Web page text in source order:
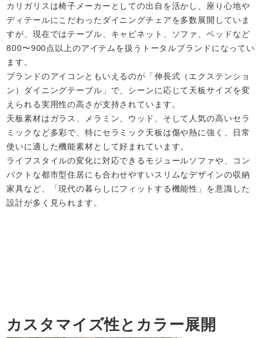
カリガリスは椅子メーカーとしての出自を活かし、座り心地や
ディテールにこだわったダイニングチェアを多数展開していま
すが、現在ではテーブル、キャビネット、ソファ、ベッドなど
800〜900点以上のアイテムを扱うトータルブランドになってい
ます。
ブランドのアイコンともいえるのが「伸長式（エクステンショ
ン）ダイニングテーブル」で、シーンに応じて天板サイズを変
えられる実用性の高さが支持されています。
天板素材はガラス、メラミン、ウッド、そして人気の高いセラ
ミックなど多彩で、特にセラミック天板は傷や熱に強く、日常
使いに適した機能素材として好まれています。
ライフスタイルの変化に対応できるモジュールソファや、コン
パクトな都市型住居にも合わせやすいスリムなデザインの収納
家具など、「現代の暮らしにフィットする機能性」を意識した
設計が多く見られます。
カスタマイズ性とカラー展開